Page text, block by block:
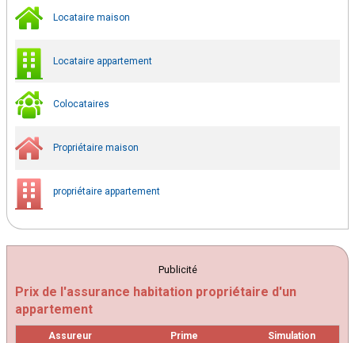
Locataire maison
Locataire appartement
Colocataires
Propriétaire maison
propriétaire appartement
Publicité
Prix de l'assurance habitation propriétaire d'un
appartement
Assureur Prime Simulation